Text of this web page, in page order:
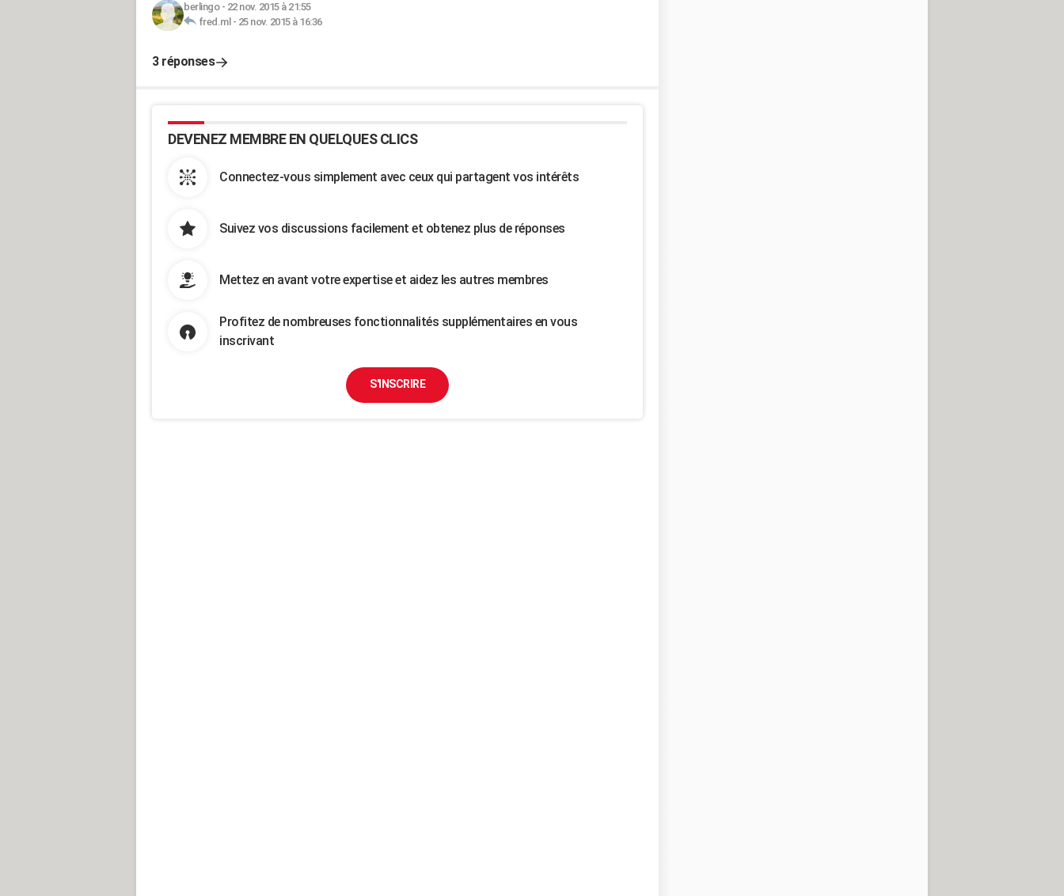
berlingo- 22 nov. 2015 à 21:55
fred.ml - 25 nov. 2015 à 16:36
3 réponses
DEVENEZ MEMBRE EN QUELQUES CLICS
Connectez-vous simplement avec ceux qui partagent vos intérêts
Suivez vos discussions facilement et obtenez plus de réponses
Mettez en avant votre expertise et aidez les autres membres
Profitez de nombreuses fonctionnalités supplémentaires en vous
inscrivant
S'INSCRIRE